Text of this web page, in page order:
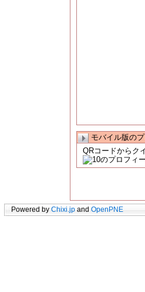
モバイル版の
QRコードからク
Powered by Chixi.jp and OpenPNE